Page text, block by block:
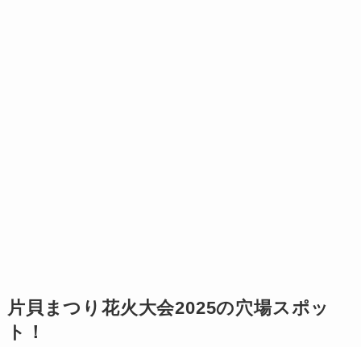
片貝まつり花火大会2025の穴場スポッ
ト！